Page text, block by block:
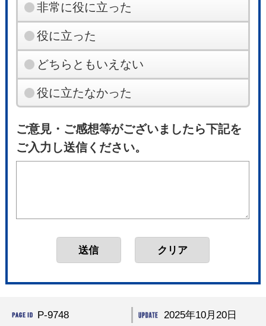
非常に役に立った
役に立った
どちらともいえない
役に立たなかった
ご意見・ご感想等がございましたら下記を
ご入力し送信ください。
P-9748
2025年10月20日